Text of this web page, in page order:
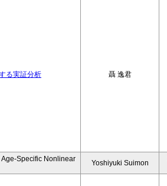
る実証分析 聶 逸君
Specific Nonlinear
Yoshiyuki Suimon